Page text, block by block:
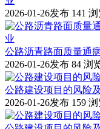
2026-01-26发布 141
公路沥青路面质量通
2026-01-26发布 84 浏
公路建设项目的风险
2026-01-26发布 159